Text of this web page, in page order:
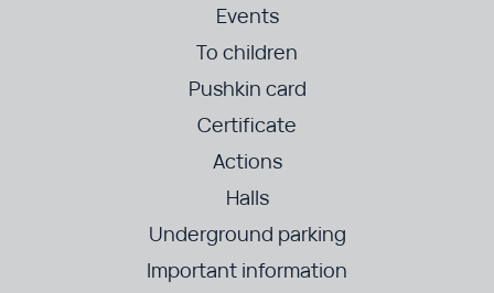
Events
To children
Pushkin card
Certificate
Actions
Halls
Underground parking
Important information